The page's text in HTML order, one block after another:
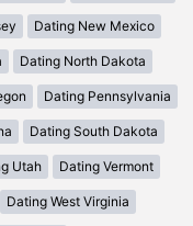
Dating New Mexico
Dating North Dakota
Dating Pennsylvania
Dating South Dakota
Utah Dating Vermont
Dating West Virginia